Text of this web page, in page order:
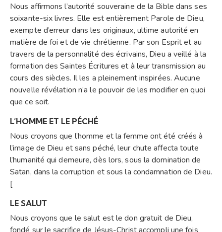
Nous affirmons l’autorité souveraine de la Bible dans ses
soixante-six livres. Elle est entièrement Parole de Dieu,
exempte d’erreur dans les originaux, ultime autorité en
matière de foi et de vie chrétienne. Par son Esprit et au
travers de la personnalité des écrivains, Dieu a veillé à la
formation des Saintes Écritures et à leur transmission au
cours des siècles. Il les a pleinement inspirées. Aucune
nouvelle révélation n’a le pouvoir de les modifier en quoi
que ce soit.
L’HOMME ET LE PÉCHÉ
Nous croyons que l’homme et la femme ont été créés à
l’image de Dieu et sans péché, leur chute affecta toute
l’humanité qui demeure, dès lors, sous la domination de
Satan, dans la corruption et sous la condamnation de Dieu.
[
LE SALUT
Nous croyons que le salut est le don gratuit de Dieu,